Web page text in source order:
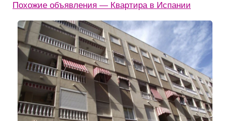
Похожие объявления — Квартира в Испании